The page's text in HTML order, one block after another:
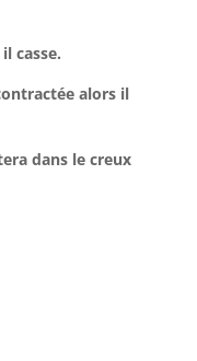
casse.
alors il
dans le creux